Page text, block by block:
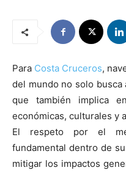
Para Costa Cruceros,
del mundo no solo busca
que también implica
económicas, culturales y
El respeto por el
fundamental dentro de
mitigar los impactos